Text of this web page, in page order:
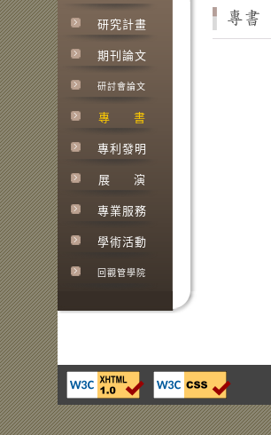
研究計畫
期刊論文
研討會論文
專 書
專利發明
展 演
專業服務
學術活動
回觀管學院